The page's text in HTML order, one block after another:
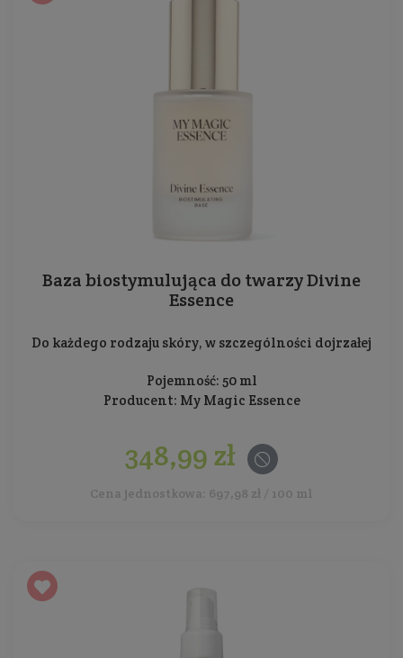
Baza biostymulująca do twarzy Divine
Essence
Do każdego rodzaju skóry, w szczególności dojrzałej
Pojemność: 50 ml
Producent: My Magic Essence
348,99 zł
Cena jednostkowa: 697,98 zł / 100 ml